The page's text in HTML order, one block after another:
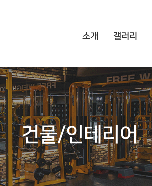
소개 갤러리
건물/인테리어